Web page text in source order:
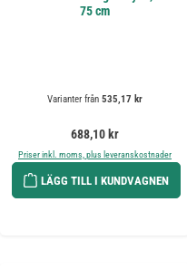
75 cm
Varianter från 535,17 kr
Ordinarie pris:
688,10 kr
Priser inkl. moms, plus leveranskostnader
LÄGG TILL I KUNDVAGNEN